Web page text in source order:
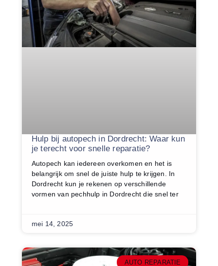
Hulp bij autopech in Dordrecht: Waar kun
je terecht voor snelle reparatie?
Autopech kan iedereen overkomen en het is
belangrijk om snel de juiste hulp te krijgen. In
Dordrecht kun je rekenen op verschillende
vormen van pechhulp in Dordrecht die snel ter
mei 14, 2025
AUTO REPARATIE